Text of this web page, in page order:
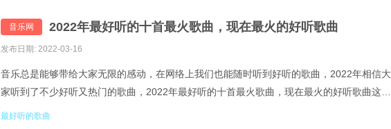
音乐网 2022年最好听的十首最火歌曲，现在最火的好听歌曲
发布日期: 2022-03-16
音乐总是能够带给大家无限的感动，在网络上我们也能随时听到好听的歌曲，2022年相信大
家听到了不少好听又热门的歌曲，2022年最好听的十首最火歌曲，现在最火的好听歌曲这些
歌曲给了大家哪些感触呢，哪首歌曲又最打动大家一起来看看。 1.愿你
最好听的歌曲